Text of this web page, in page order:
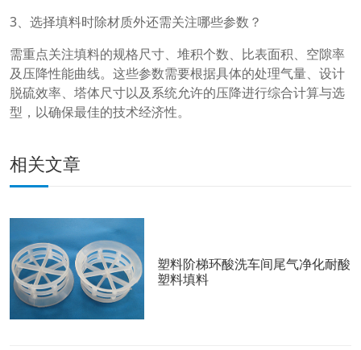
3、选择填料时除材质外还需关注哪些参数？
需重点关注填料的规格尺寸、堆积个数、比表面积、空隙率
及压降性能曲线。这些参数需要根据具体的处理气量、设计
脱硫效率、塔体尺寸以及系统允许的压降进行综合计算与选
型，以确保最佳的技术经济性。
相关文章
塑料阶梯环酸洗车间尾气净化耐酸
塑料填料